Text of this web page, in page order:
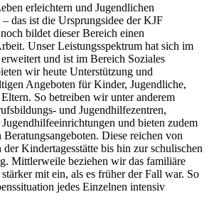
erleichtern und Jugendlichen
das ist die Ursprungsidee der KJF
bildet dieser Bereich einen
Unser Leistungsspektrum hat sich im
und ist im Bereich Soziales
wir heute Unterstützung und
Angeboten für Kinder, Jugendliche,
So betreiben wir unter anderem
und Jugendhilfezentren,
und bieten zudem
Diese reichen von
Kindertagesstätte bis hin zur schulischen
Mittlerweile beziehen wir das familiäre
mit ein, als es früher der Fall war. So
jedes Einzelnen intensiv